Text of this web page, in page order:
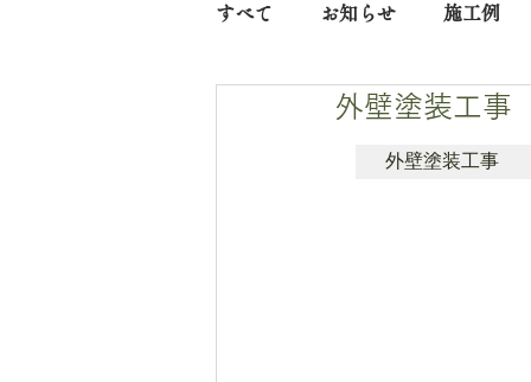
すべて お知らせ 施工例
外壁塗装工事
外壁塗装工事